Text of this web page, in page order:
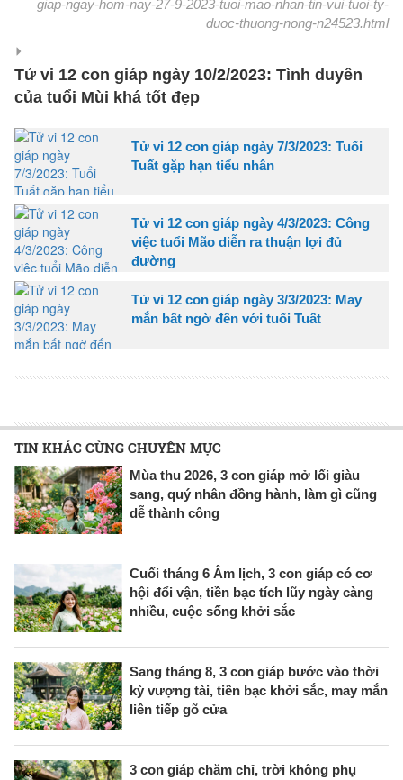
giap-ngay-hom-nay-27-9-2023-tuoi-mao-nhan-tin-vui-tuoi-ty-
duoc-thuong-nong-n24523.html
Tử vi 12 con giáp ngày 10/2/2023: Tình duyên
của tuổi Mùi khá tốt đẹp
Tử vi 12 con giáp ngày 7/3/2023: Tuổi
Tuất gặp hạn tiểu nhân
Tử vi 12 con giáp ngày 4/3/2023: Công
việc tuổi Mão diễn ra thuận lợi đủ
đường
Tử vi 12 con giáp ngày 3/3/2023: May
mắn bất ngờ đến với tuổi Tuất
TIN KHÁC CÙNG CHUYÊN MỤC
Mùa thu 2026, 3 con giáp mở lối giàu
sang, quý nhân đồng hành, làm gì cũng
dễ thành công
Cuối tháng 6 Âm lịch, 3 con giáp có cơ
hội đổi vận, tiền bạc tích lũy ngày càng
nhiều, cuộc sống khởi sắc
Sang tháng 8, 3 con giáp bước vào thời
kỳ vượng tài, tiền bạc khởi sắc, may mắn
liên tiếp gõ cửa
3 con giáp chăm chỉ, trời không phụ